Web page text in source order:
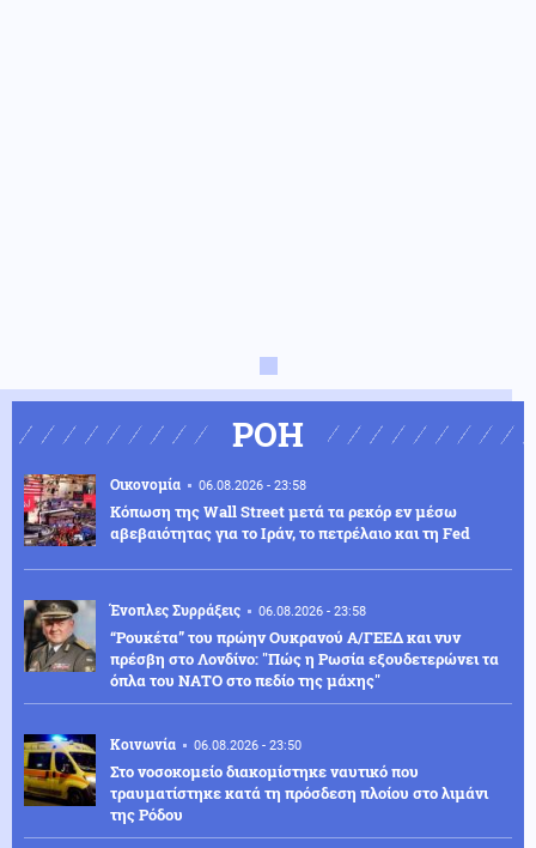
ΡΟΗ
Οικονομία 06.08.2026 - 23:58
Κόπωση της Wall Street μετά τα ρεκόρ εν μέσω
αβεβαιότητας για το Ιράν, το πετρέλαιο και τη Fed
Ένοπλες Συρράξεις 06.08.2026 - 23:58
“Ρουκέτα” του πρώην Ουκρανού Α/ΓΕΕΔ και νυν
πρέσβη στο Λονδίνο: "Πώς η Ρωσία εξουδετερώνει τα
όπλα του ΝΑΤΟ στο πεδίο της μάχης"
Κοινωνία 06.08.2026 - 23:50
Στο νοσοκομείο διακομίστηκε ναυτικό που
τραυματίστηκε κατά τη πρόσδεση πλοίου στο λιμάνι
της Ρόδου